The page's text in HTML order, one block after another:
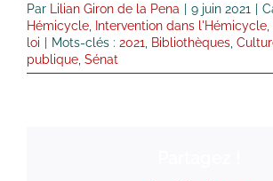
Par Lilian Giron de la Pena 9 juin 2021
Hémicycle
Intervention dans l'Hémicycle
loi
Mots-clés : 2021 Bibliothèques
publique Sénat